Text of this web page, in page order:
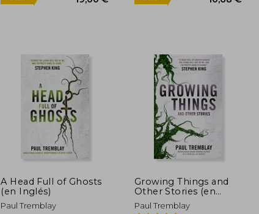
dcto.
5%
dcto.
A Head Full of Ghosts
(en Inglés)
Paul Tremblay
Growing Things and
Other Stories (en
Inglés)
Paul Tremblay